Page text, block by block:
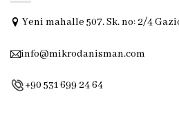
Yeni mahalle 507. Sk. no: 2/4
info@mikrodanisman.com
+90 531 699 24 64